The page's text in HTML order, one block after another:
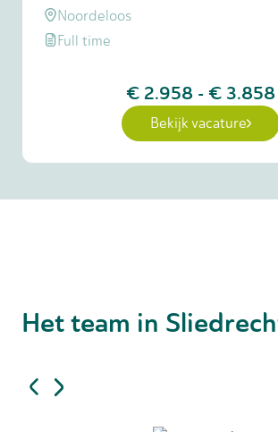
Noordeloos
Full time
€ 2.958 - € 3.858
Bekijk vacature
Het team in